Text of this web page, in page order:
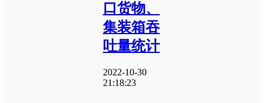
口货物、
集装箱吞
吐量统计
2022-10-30
21:18:23